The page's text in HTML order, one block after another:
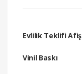
Evlilik Teklifi Afiş
Vinil Baskı